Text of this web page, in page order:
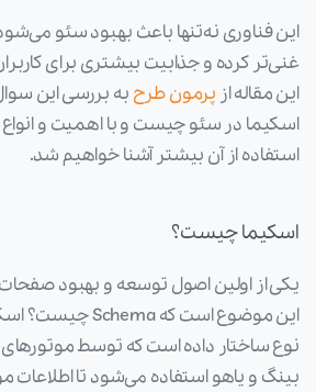
این فناوری نه‌تنها باعث بهبود سئو
غنی‌تر کرده و جذابیت بیشتری برای
این مقاله از پرمون طرح به بررسی این
استفاده از آن بیشتر آشنا خواهیم شد.
اسکیما چیست؟
یکی از اولین اصول توسعه و بهبود
نوع ساختار داده است که توسط
بینگ و یاهو استفاده می‌شود تا